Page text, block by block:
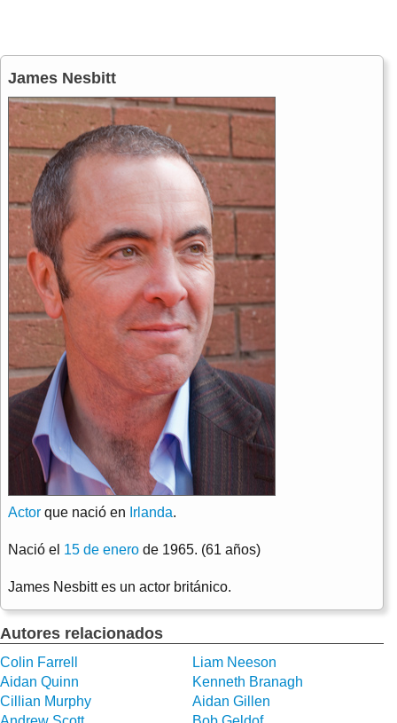
James Nesbitt
Actor que nació en Irlanda.
Nació el 15 de enero de 1965. (61 años)
James Nesbitt es un actor británico.
Autores relacionados
Colin Farrell
Liam Neeson
Aidan Quinn
Kenneth Branagh
Cillian Murphy
Aidan Gillen